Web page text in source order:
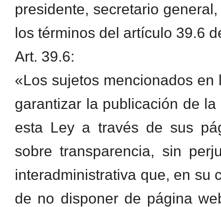
presidente, secretario
los términos del artículo 39.6
Art. 39.6:
«Los sujetos mencionados
garantizar la publicación de
esta Ley a través de sus
sobre transparencia, sin
interadministrativa que, en su
de no disponer de página